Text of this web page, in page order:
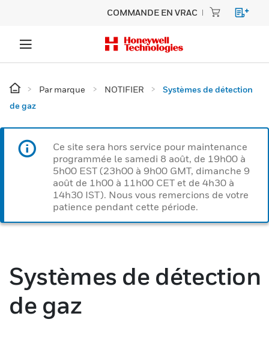
COMMANDE EN VRAC
Par marque NOTIFIER
Systèmes de détection
de gaz
Ce site sera hors service pour maintenance
programmée le samedi 8 août, de 19h00 à
5h00 EST (23h00 à 9h00 GMT, dimanche 9
août de 1h00 à 11h00 CET et de 4h30 à
14h30 IST). Nous vous remercions de votre
patience pendant cette période.
Systèmes de détection
de gaz